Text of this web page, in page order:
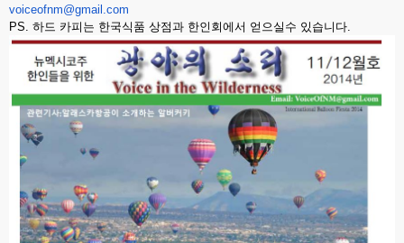
voiceofnm@gmail.com
PS. 하드 카피는 한국식품 상점과 한인회에서 얻으실수 있습니다.